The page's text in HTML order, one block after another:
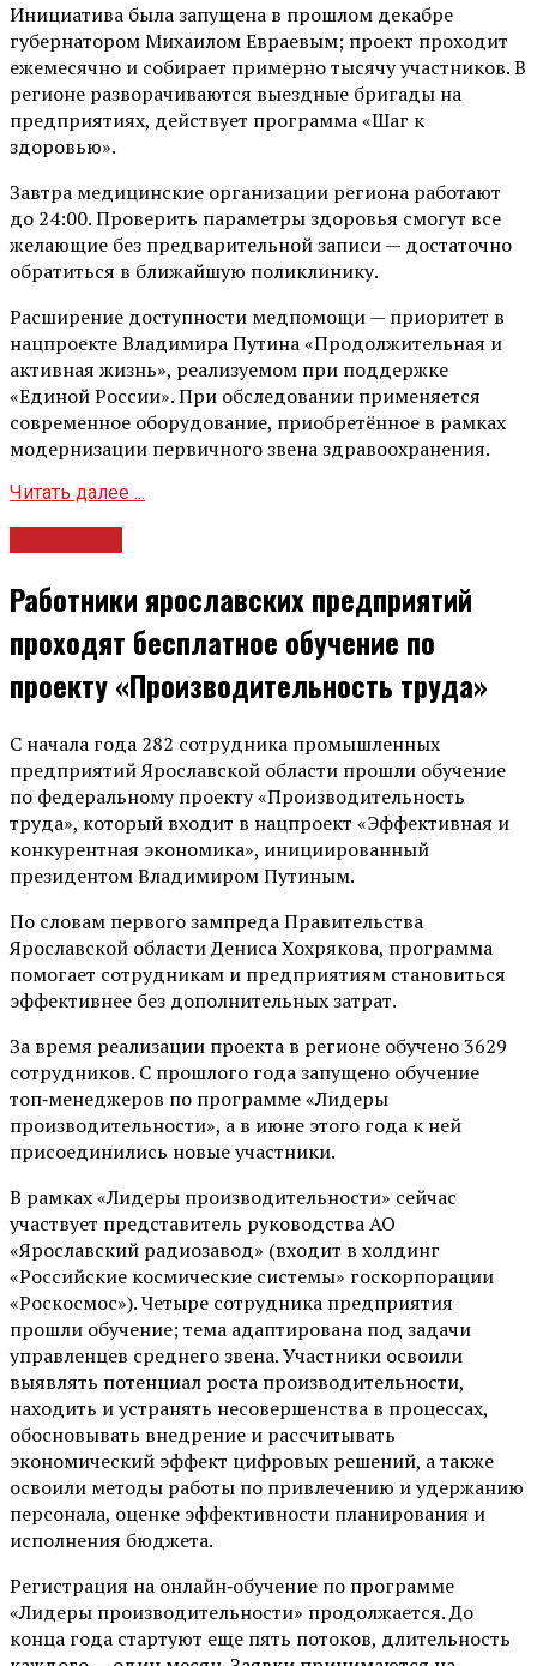
Инициатива была запущена в прошлом декабре
губернатором Михаилом Евраевым; проект проходит
ежемесячно и собирает примерно тысячу участников. В
регионе разворачиваются выездные бригады на
предприятиях, действует программа «Шаг к
здоровью».
Завтра медицинские организации региона работают
до 24:00. Проверить параметры здоровья смогут все
желающие без предварительной записи — достаточно
обратиться в ближайшую поликлинику.
Расширение доступности медпомощи — приоритет в
нацпроекте Владимира Путина «Продолжительная и
активная жизнь», реализуемом при поддержке
«Единой России». При обследовании применяется
современное оборудование, приобретённое в рамках
модернизации первичного звена здравоохранения.
Читать далее ...
Работники ярославских предприятий
проходят бесплатное обучение по
проекту «Производительность труда»
С начала года 282 сотрудника промышленных
предприятий Ярославской области прошли обучение
по федеральному проекту «Производительность
труда», который входит в нацпроект «Эффективная и
конкурентная экономика», инициированный
президентом Владимиром Путиным.
По словам первого зампреда Правительства
Ярославской области Дениса Хохрякова, программа
помогает сотрудникам и предприятиям становиться
эффективнее без дополнительных затрат.
За время реализации проекта в регионе обучено 3629
сотрудников. С прошлого года запущено обучение
топ‑менеджеров по программе «Лидеры
производительности», а в июне этого года к ней
присоединились новые участники.
В рамках «Лидеры производительности» сейчас
участвует представитель руководства АО
«Ярославский радиозавод» (входит в холдинг
«Российские космические системы» госкорпорации
«Роскосмос»). Четыре сотрудника предприятия
прошли обучение; тема адаптирована под задачи
управленцев среднего звена. Участники освоили
выявлять потенциал роста производительности,
находить и устранять несовершенства в процессах,
обосновывать внедрение и рассчитывать
экономический эффект цифровых решений, а также
освоили методы работы по привлечению и удержанию
персонала, оценке эффективности планирования и
исполнения бюджета.
Регистрация на онлайн‑обучение по программе
«Лидеры производительности» продолжается. До
конца года стартуют еще пять потоков, длительность